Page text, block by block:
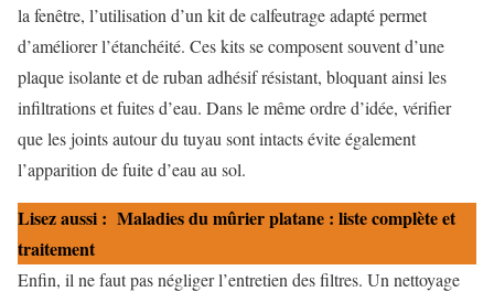
la fenêtre, l’utilisation d’un kit de calfeutrage adapté permet
d’améliorer l’étanchéité. Ces kits se composent souvent d’une
plaque isolante et de ruban adhésif résistant, bloquant ainsi les
infiltrations et fuites d’eau. Dans le même ordre d’idée, vérifier
que les joints autour du tuyau sont intacts évite également
l’apparition de fuite d’eau au sol.
Lisez aussi : Maladies du mûrier platane : liste complète et
traitement
Enfin, il ne faut pas négliger l’entretien des filtres. Un nettoyage